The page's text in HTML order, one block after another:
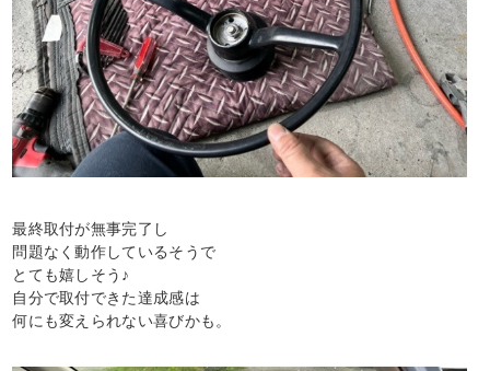
最終取付が無事完了し
問題なく動作しているそうで
とても嬉しそう♪
自分で取付できた達成感は
何にも変えられない喜びかも。